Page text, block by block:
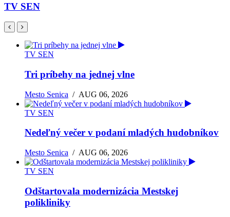
TV SEN
TV SEN
Tri príbehy na jednej vlne
Mesto Senica /AUG 06, 2026
TV SEN
Nedeľný večer v podaní mladých hudobníkov
Mesto Senica /AUG 06, 2026
TV SEN
Odštartovala modernizácia Mestskej
polikliniky